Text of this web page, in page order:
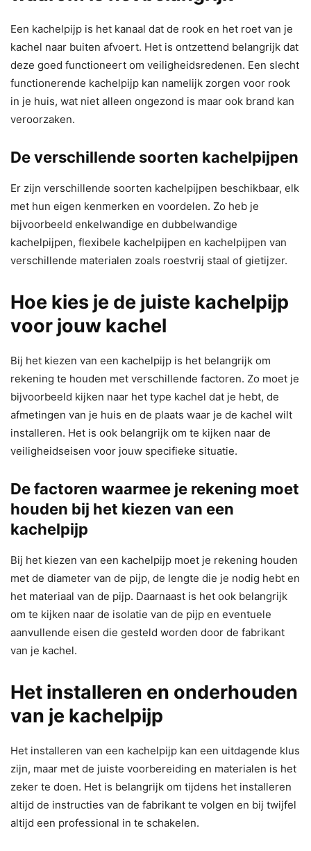
Een kachelpijp is het kanaal dat de rook en het roet van je
kachel naar buiten afvoert. Het is ontzettend belangrijk dat
deze goed functioneert om veiligheidsredenen. Een slecht
functionerende kachelpijp kan namelijk zorgen voor rook
in je huis, wat niet alleen ongezond is maar ook brand kan
veroorzaken.
De verschillende soorten kachelpijpen
Er zijn verschillende soorten kachelpijpen beschikbaar, elk
met hun eigen kenmerken en voordelen. Zo heb je
bijvoorbeeld enkelwandige en dubbelwandige
kachelpijpen, flexibele kachelpijpen en kachelpijpen van
verschillende materialen zoals roestvrij staal of gietijzer.
Hoe kies je de juiste kachelpijp
voor jouw kachel
Bij het kiezen van een kachelpijp is het belangrijk om
rekening te houden met verschillende factoren. Zo moet je
bijvoorbeeld kijken naar het type kachel dat je hebt, de
afmetingen van je huis en de plaats waar je de kachel wilt
installeren. Het is ook belangrijk om te kijken naar de
veiligheidseisen voor jouw specifieke situatie.
De factoren waarmee je rekening moet
houden bij het kiezen van een
kachelpijp
Bij het kiezen van een kachelpijp moet je rekening houden
met de diameter van de pijp, de lengte die je nodig hebt en
het materiaal van de pijp. Daarnaast is het ook belangrijk
om te kijken naar de isolatie van de pijp en eventuele
aanvullende eisen die gesteld worden door de fabrikant
van je kachel.
Het installeren en onderhouden
van je kachelpijp
Het installeren van een kachelpijp kan een uitdagende klus
zijn, maar met de juiste voorbereiding en materialen is het
zeker te doen. Het is belangrijk om tijdens het installeren
altijd de instructies van de fabrikant te volgen en bij twijfel
altijd een professional in te schakelen.